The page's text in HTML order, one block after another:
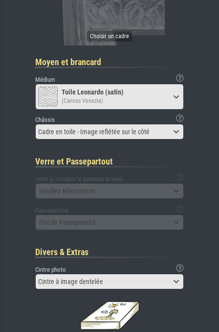
Moyen et brancard
Médium
Toile Leonardo (satin)
(Canvas Venezia)
Châssis
Cadre en toile - Image reflétée sur le côté
Verre et Passepartout
verre (y compris le panneau arrière)
Veuillez sélectionner
Passepartout
Pas de Passepartout
Divers & Extras
Cintre photo
Cintre à image dentelée